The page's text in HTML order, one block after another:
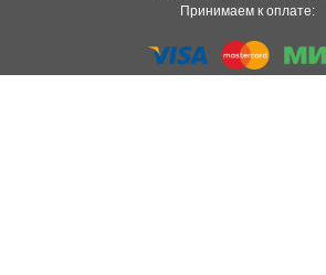
Принимаем к оплате: